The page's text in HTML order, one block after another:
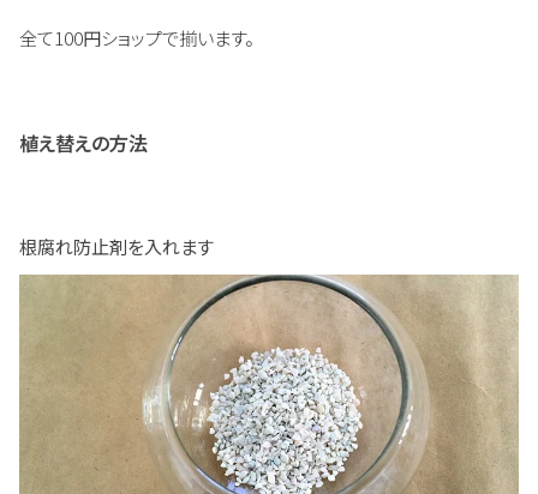
全て100円ショップで揃います。
植え替えの方法
根腐れ防止剤を入れます